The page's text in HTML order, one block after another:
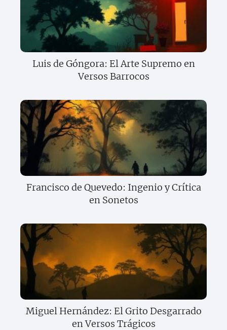
Luis de Góngora: El Arte Supremo en
Versos Barrocos
Francisco de Quevedo: Ingenio y Crítica
en Sonetos
Miguel Hernández: El Grito Desgarrado
en Versos Trágicos